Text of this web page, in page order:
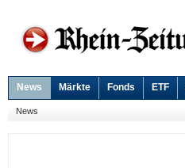
News Märkte Fonds ETF
News